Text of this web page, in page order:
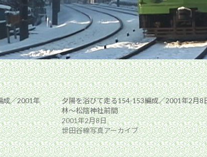
成／2001年
夕陽を浴びて走る154-153編成／2001年2月8
林〜松陰神社前間
2001年2月8日
世田谷線写真アーカイブ